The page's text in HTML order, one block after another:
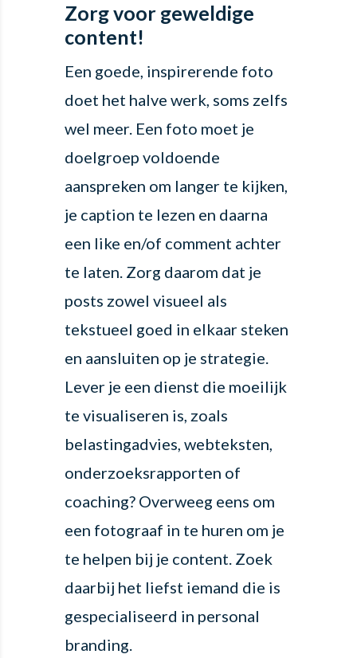
Zorg voor geweldige
content!
Een goede, inspirerende foto
doet het halve werk, soms zelfs
wel meer. Een foto moet je
doelgroep voldoende
aanspreken om langer te kijken,
je caption te lezen en daarna
een like en/of comment achter
te laten. Zorg daarom dat je
posts zowel visueel als
tekstueel goed in elkaar steken
en aansluiten op je strategie.
Lever je een dienst die moeilijk
te visualiseren is, zoals
belastingadvies, webteksten,
onderzoeksrapporten of
coaching? Overweeg eens om
een fotograaf in te huren om je
te helpen bij je content. Zoek
daarbij het liefst iemand die is
gespecialiseerd in personal
branding.